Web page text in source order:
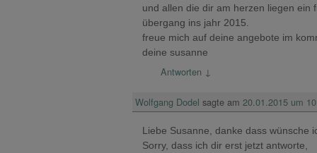
und allen die dir am herzen liegen ein
übergang ins jahr 2015.
freue mich auf deine angebote im
deine susanne
Antworten ↓
Wolfgang Dodel sagte am 20.01.2015 um
Liebe Susanne, danke dass wünsche
Sorry, dass ich dir erst jetzt antworte,